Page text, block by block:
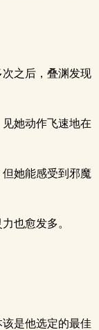
之后，叠渊发现
她动作飞速地在
她能感受到邪魔
也愈发多。
是他选定的最佳